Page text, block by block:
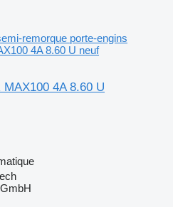
remorque porte-engins
4A 8.60 U neuf
4A 8.60 U